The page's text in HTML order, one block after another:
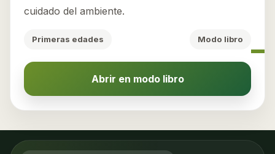
cuidado del ambiente.
Primeras edades Modo libro
Abrir en modo libro